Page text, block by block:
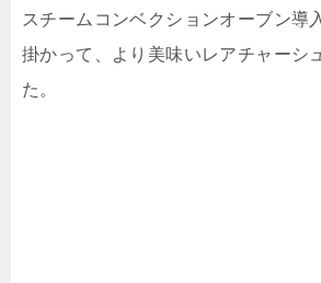
スチームコンベクションオーブン導
掛かって、より美味いレアチャーシ
た。